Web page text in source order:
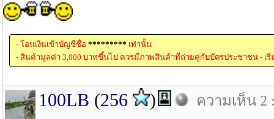
- โอนเงินเข้าบัญชีชื่อ ********* เท่านั้น
- สินค้ามูลค่า 3,000 บาทขึ้นไป ควรมีภาพสินค้าที่ถ่ายคู่กับบัตรประชาชน - เริ่
100LB (256 ) ความเห็น 2